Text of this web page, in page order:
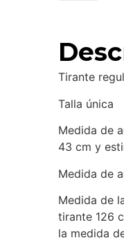
Tirante
Talla única
Medida de
43 cm y
Medida de
Medida de
tirante 126
la medida